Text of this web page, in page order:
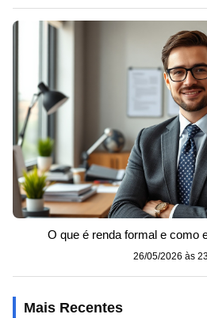
O que é renda formal e como
26/05/2026 às
Mais Recentes